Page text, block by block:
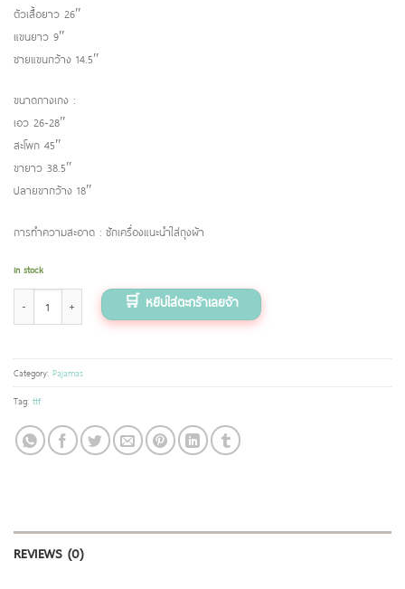
ตัวเสื้อยาว 26″
แขนยาว 9″
ชายแขนกว้าง 14.5″
ขนาดกางเกง :
เอว 26-28″
สะโพก 45″
ขายาว 38.5″
ปลายขากว้าง 18″
การทำความสะอาด : ซักเครื่องแนะนำใส่ถุงผ้า
In stock
ชุดนอน ลายกระต่าย White rabbit (แบบชุดกางเกงขายาว) quantity
Category: Pajamas
Tag: ttf
REVIEWS (0)